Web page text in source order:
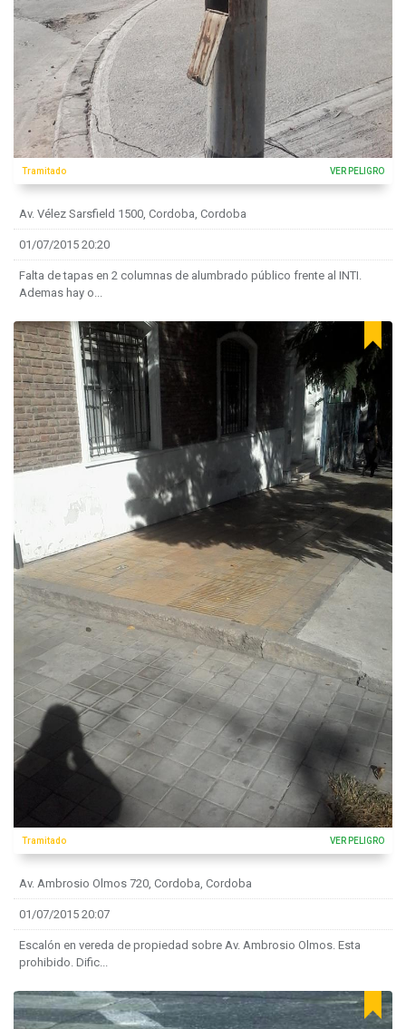
Tramitado VER PELIGRO
Av. Vélez Sarsfield 1500, Cordoba, Cordoba
01/07/2015 20:20
Falta de tapas en 2 columnas de alumbrado público frente al INTI.
Ademas hay o...
Tramitado VER PELIGRO
Av. Ambrosio Olmos 720, Cordoba, Cordoba
01/07/2015 20:07
Escalón en vereda de propiedad sobre Av. Ambrosio Olmos. Esta
prohibido. Dific...